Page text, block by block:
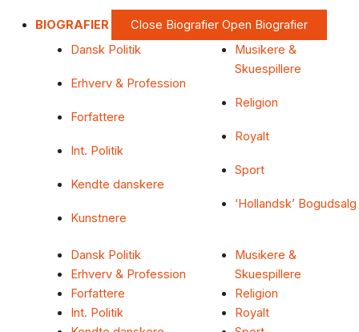
BIOGRAFIER Close Biografier Open Biografier
Dansk Politik
Erhverv & Profession
Forfattere
Int. Politik
Kendte danskere
Kunstnere
Musikere &
Skuespillere
Religion
Royalt
Sport
‘Hollandsk’ Bogudsalg
Dansk Politik
Erhverv & Profession
Forfattere
Int. Politik
Musikere &
Skuespillere
Religion
Royalt